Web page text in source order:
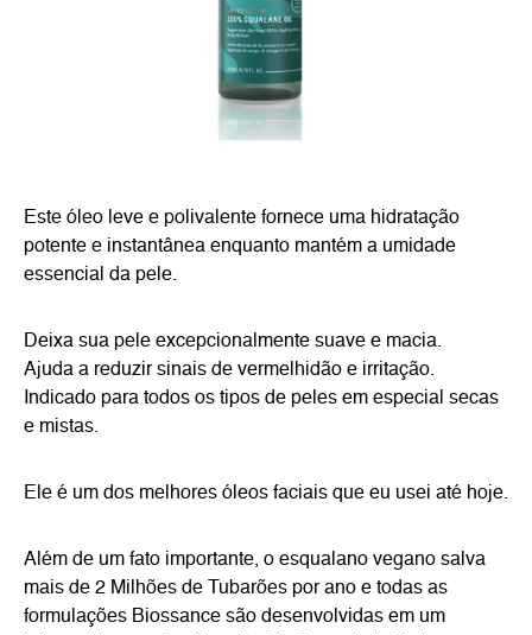
Este óleo leve e polivalente fornece uma hidratação
potente e instantânea enquanto mantém a umidade
essencial da pele.
Deixa sua pele excepcionalmente suave e macia.
Ajuda a reduzir sinais de vermelhidão e irritação.
Indicado para todos os tipos de peles em especial secas
e mistas.
Ele é um dos melhores óleos faciais que eu usei até hoje.
Além de um fato importante, o esqualano vegano salva
mais de 2 Milhões de Tubarões por ano e todas as
formulações Biossance são desenvolvidas em um